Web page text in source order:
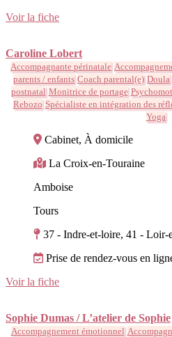
Voir la fiche
Caroline Lobert
Accompagnante périnatale
parents / enfants Coach parental(e) Doula
postnatal Monitrice de portage
Rebozo Spécialiste en intégration des
Yoga
Cabinet, À domicile
La Croix-en-Touraine
Amboise
Tours
37 - Indre-et-loire, 41 - Loir-
Prise de rendez-vous en
Voir la fiche
Sophie Dumas / L’atelier de Sophie
Accompagnement émotionnel